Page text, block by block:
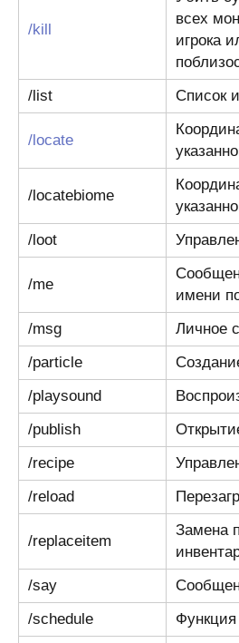
/kill
всех
игрока
/list
Список
/locate
/locatebiome
/loot
/me
имени
/msg
Личное
/particle
/playsound
/publish
/recipe
/reload
/replaceitem
Замена
/say
/schedule